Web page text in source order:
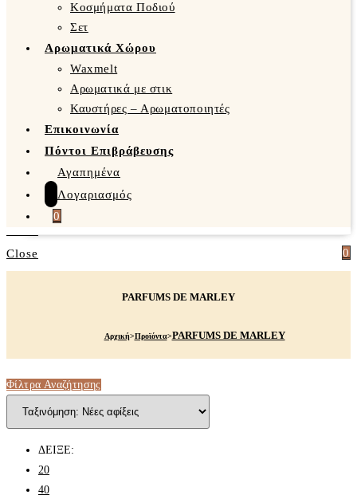
Κοσμήματα Ποδιού
Σετ
Αρωματικά Χώρου
Waxmelt
Αρωματικά με στικ
Καυστήρες – Αρωματοποιητές
Επικοινωνία
Πόντοι Επιβράβευσης
Αγαπημένα
Λογαριασμός
0
0
Close
PARFUMS DE MARLEY
Αρχική>Προϊόντα>PARFUMS DE MARLEY
Φίλτρα Αναζήτησης
ΔΕΙΞΕ:
20
40